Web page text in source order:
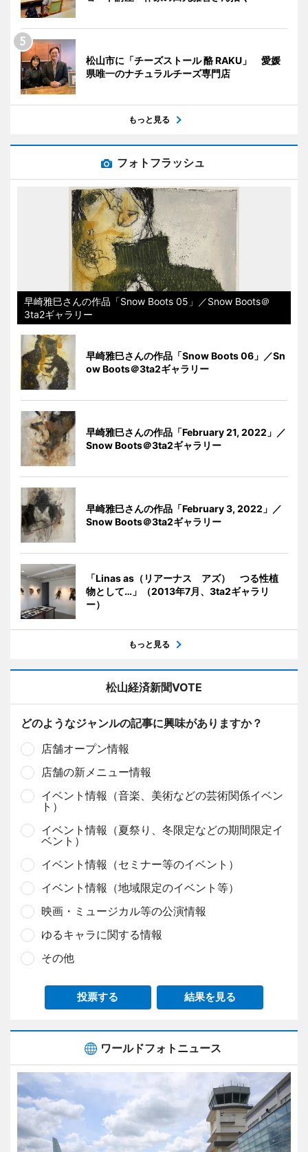
松山市に「チーズストール 酪 RAKU」 愛媛
県唯一のナチュラルチーズ専門店
もっと見る
フォトフラッシュ
早崎雅巳さんの作品「Snow Boots 05」／Snow Boots＠
3ta2ギャラリー
早崎雅巳さんの作品「Snow Boots 06」／Sn
ow Boots＠3ta2ギャラリー
早崎雅巳さんの作品「February 21, 2022」／
Snow Boots＠3ta2ギャラリー
早崎雅巳さんの作品「February 3, 2022」／
Snow Boots＠3ta2ギャラリー
「Linas as（リアーナス アズ） つる性植
物として…」（2013年7月、3ta2ギャラリ
ー）
もっと見る
松山経済新聞VOTE
どのようなジャンルの記事に興味がありますか？
店舗オープン情報
店舗の新メニュー情報
イベント情報（音楽、美術などの芸術関係イベン
ト）
イベント情報（夏祭り、冬限定などの期間限定イ
ベント）
イベント情報（セミナー等のイベント）
イベント情報（地域限定のイベント等）
映画・ミュージカル等の公演情報
ゆるキャラに関する情報
その他
投票する 結果を見る
ワールドフォトニュース